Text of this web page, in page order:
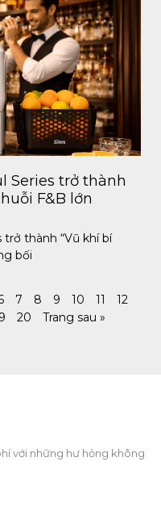
Series trở thành
F&B lớn
trở thành “Vũ khí bí
bối
7 8 9 10 11
12
20 Trang sau »
với những hư hỏng không